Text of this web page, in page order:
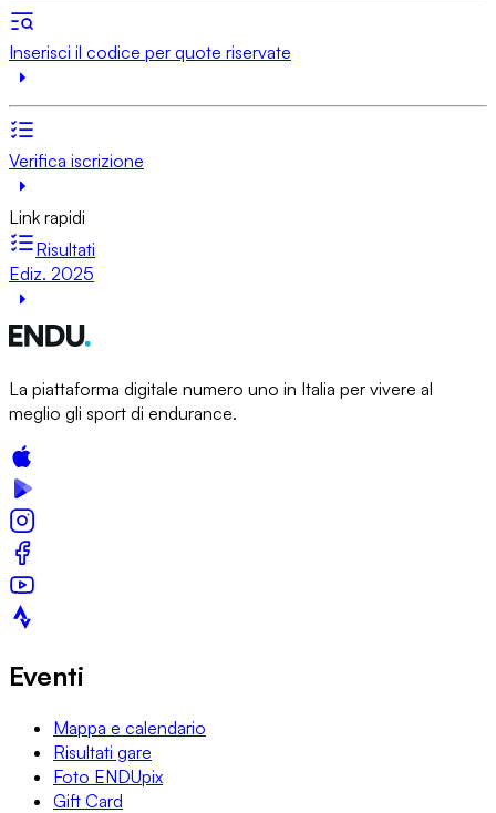
Inserisci il codice per quote riservate
Verifica iscrizione
Link rapidi
Risultati
Ediz. 2025
La piattaforma digitale numero uno in Italia per vivere al
meglio gli sport di endurance.
Eventi
Mappa e calendario
Risultati gare
Foto ENDUpix
Gift Card